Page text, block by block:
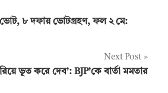
ভোট, ৮ দফায় ভোটগ্রহণ, ফল ২ মে:
Next Post
ভূত করে দেব’: BJP’কে বার্তা মমতার